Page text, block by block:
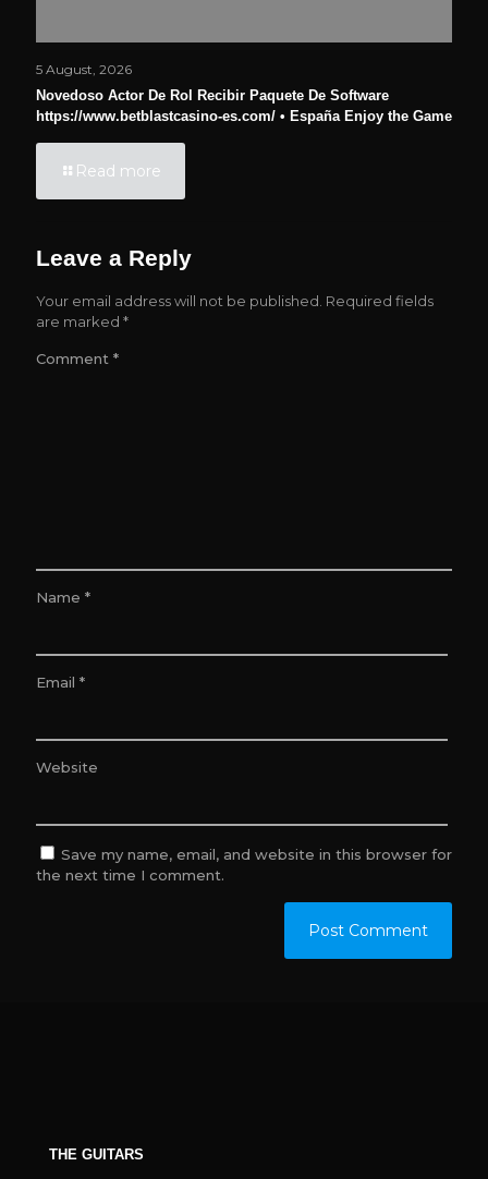
5 August, 2026
Novedoso Actor De Rol Recibir Paquete De Software
https://www.betblastcasino-es.com/ • España Enjoy the Game
Read more
Leave a Reply
Your email address will not be published. Required fields
are marked *
Comment *
Name *
Email *
Website
Save my name, email, and website in this browser for
the next time I comment.
THE GUITARS